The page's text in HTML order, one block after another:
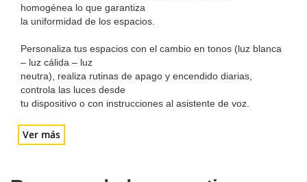
homogénea lo que garantiza
la uniformidad de los espacios.
Personaliza tus espacios con el cambio en tonos (luz blanca
– luz cálida – luz
neutra), realiza rutinas de apago y encendido diarias,
controla las luces desde
tu dispositivo o con instrucciones al asistente de voz.
Ver más